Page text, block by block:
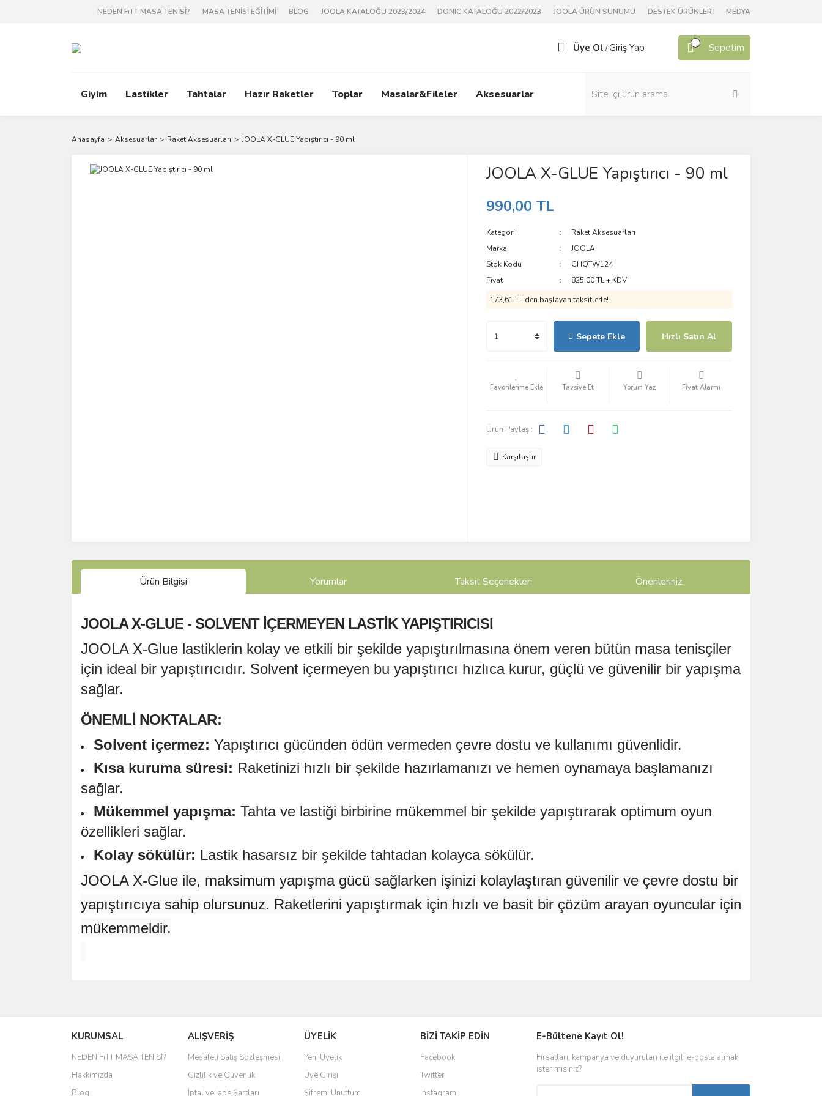
NEDEN FiTT MASA TENİSİ? MASA TENİSİ EĞİTİMİ BLOG JOOLA KATALOĞU 2023/2024 DONIC KATALOĞU 2022/2023 JOOLA ÜRÜN SUNUMU DESTEK ÜRÜNLERİ MEDYA
Üye Ol /Giriş Yap Sepetim
Giyim Lastikler Tahtalar Hazır Raketler Toplar Masalar&Fileler Aksesuarlar
Anasayfa Aksesuarlar Raket Aksesuarları JOOLA X-GLUE Yapıştırıcı - 90 ml
JOOLA X-GLUE Yapıştırıcı - 90 ml
990,00 TL
Kategori
Raket Aksesuarları
Marka
JOOLA
Stok Kodu
GHQTW124
Fiyat
825,00 TL + KDV
173,61 TL den başlayan taksitlerle!
Sepete Ekle Hızlı Satın Al
Tavsiye Et Yorum Yaz Fiyat Alarmı
Ürün Paylaş :
Karşılaştır
Ürün Bilgisi Yorumlar Taksit Seçenekleri Önerileriniz
JOOLA X-GLUE - SOLVENT IÇERMEYEN LASTIK YAPIŞTIRICISI
JOOLA X-Glue lastiklerin kolay ve etkili bir şekilde yapıştırılmasına önem veren bütün masa tenisçiler
için ideal bir yapıştırıcıdır. Solvent içermeyen bu yapıştırıcı hızlıca kurur, güçlü ve güvenilir bir yapışma
sağlar.
ÖNEMLI NOKTALAR:
Solvent içermez: Yapıştırıcı gücünden ödün vermeden çevre dostu ve kullanımı güvenlidir.
Kısa kuruma süresi: Raketinizi hızlı bir şekilde hazırlamanızı ve hemen oynamaya başlamanızı
sağlar.
Mükemmel yapışma: Tahta ve lastiği birbirine mükemmel bir şekilde yapıştırarak optimum oyun
özellikleri sağlar.
Kolay sökülür: Lastik hasarsız bir şekilde tahtadan kolayca sökülür.
JOOLA X-Glue ile, maksimum yapışma gücü sağlarken işinizi kolaylaştıran güvenilir ve çevre dostu bir
yapıştırıcıya sahip olursunuz. Raketlerini yapıştırmak için hızlı ve basit bir çözüm arayan oyuncular için
mükemmeldir.
Ürün resmi kalitesiz, bozuk veya görüntülenemiyor.
Ürün açıklamasında eksik bilgiler bulunuyor.
Ürün bilgilerinde hatalar bulunuyor.
Ürün fiyatı diğer sitelerden daha pahalı.
KURUMSAL
NEDEN FiTT MASA TENİSİ?
Hakkımızda
Blog
ALIŞVERİŞ
Mesafeli Satış Sözleşmesi
Gizlilik ve Güvenlik
İptal ve İade Şartları
ÜYELİK
Yeni Üyelik
Üye Girişi
Şifremi Unuttum
BİZİ TAKİP EDİN
Facebook
Twitter
Instagram
E-Bültene Kayıt Ol!
Fırsatları, kampanya ve duyuruları ile ilgili e-posta almak
ister misiniz?